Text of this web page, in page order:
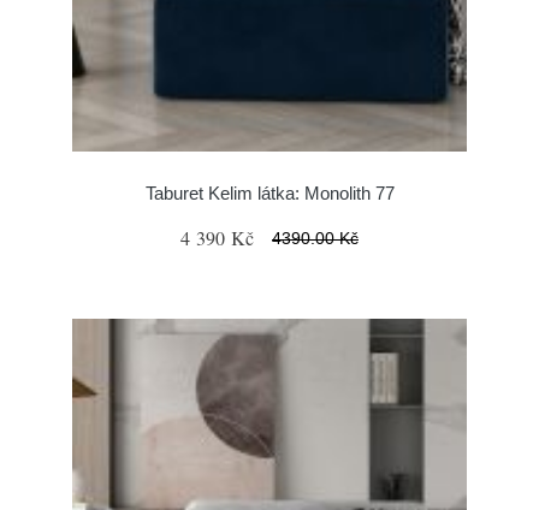
Taburet Kelim látka: Monolith 77
4 390 Kč 4390.00 Kč